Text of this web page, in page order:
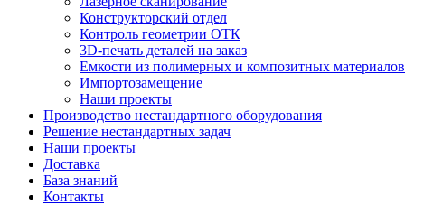
Конструкторский отдел
Контроль геометрии ОТК
3D-печать деталей на заказ
Емкости из полимерных и композитных материалов
Импортозамещение
Наши проекты
Производство нестандартного оборудования
Решение нестандартных задач
Наши проекты
Доставка
База знаний
Контакты